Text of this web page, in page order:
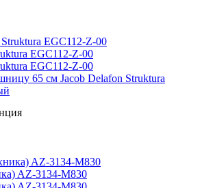
65 см Jacob Delafon Struktura